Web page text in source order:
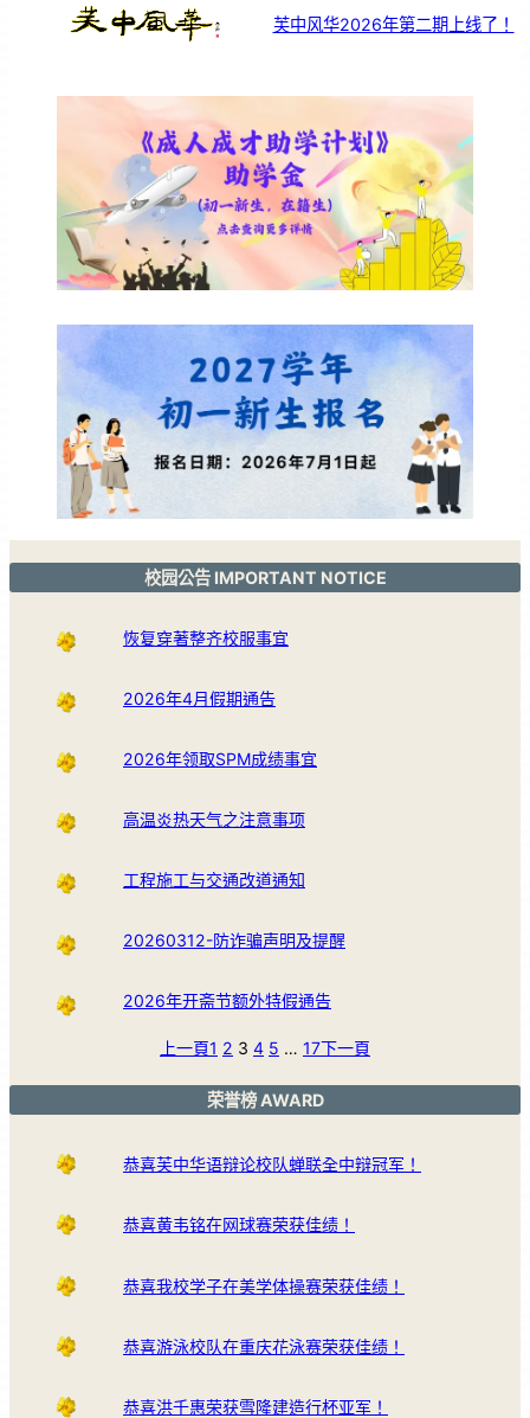
芙中风华2026年第二期上线了！
校园公告 IMPORTANT NOTICE
恢复穿著整齐校服事宜
2026年4月假期通告
2026年领取SPM成绩事宜
高温炎热天气之注意事项
工程施工与交通改道通知
20260312-防诈骗声明及提醒
2026年开斋节额外特假通告
上一頁1 2 3 4 5 … 17下一頁
荣誉榜 AWARD
恭喜芙中华语辩论校队蝉联全中辩冠军！
恭喜黄韦铭在网球赛荣获佳绩！
恭喜我校学子在美学体操赛荣获佳绩！
恭喜游泳校队在重庆花泳赛荣获佳绩！
恭喜洪千惠荣获雪隆建造行杯亚军！